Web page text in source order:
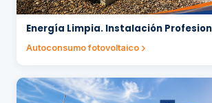
Energía Limpia. Instalación
Autoconsumo fotovoltaico